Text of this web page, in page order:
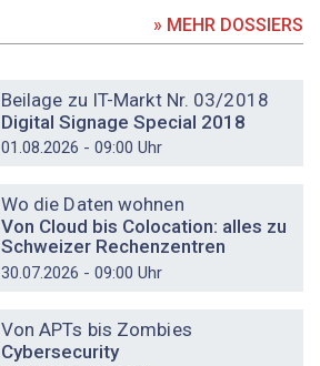
» MEHR DOSSIERS
Beilage zu IT-Markt Nr. 03/2018
Digital Signage Special 2018
01.08.2026 - 09:00 Uhr
Wo die Daten wohnen
Von Cloud bis Colocation: alles zu
Schweizer Rechenzentren
30.07.2026 - 09:00 Uhr
Von APTs bis Zombies
Cybersecurity